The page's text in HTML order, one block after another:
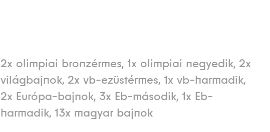
2x olimpiai bronzérmes, 1x olimpiai negyedik, 2x
világbajnok, 2x vb-ezüstérmes, 1x vb-harmadik,
2x Európa-bajnok, 3x Eb-második, 1x Eb-
harmadik, 13x magyar bajnok